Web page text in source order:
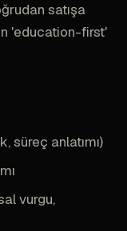
satışa
'education-first'
süreç anlatımı)
vurgu,